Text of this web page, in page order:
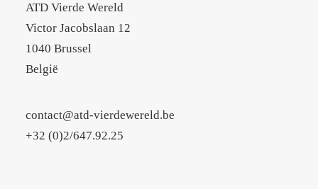
ATD Vierde Wereld
Victor Jacobslaan 12
1040 Brussel
België
contact@atd-vierdewereld.be
+32 (0)2/647.92.25